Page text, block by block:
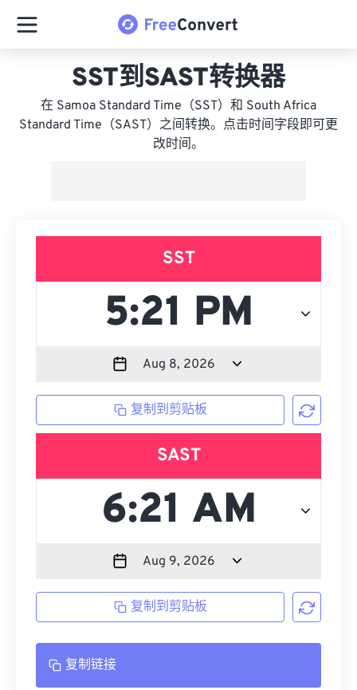
SST到SAST转换器
在 Samoa Standard Time（SST）和 South Africa
Standard Time（SAST）之间转换。点击时间字段即可更
改时间。
SST
复制到剪贴板
SAST
复制到剪贴板
复制链接